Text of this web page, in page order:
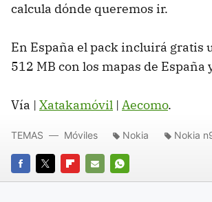
calcula dónde queremos ir.
En España el pack incluirá gratis
512 MB con los mapas de España
Vía | Xatakamóvil | Aecomo.
FACEBOOK
TWITTERFLIPBOARD
E-
WHATSAPP
TEMAS Móviles Nokia Nokia